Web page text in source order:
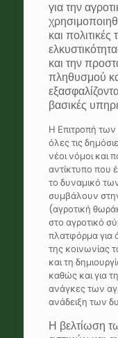
για την
και
και την
πληθυσμού
βασικές
Η Επιτροπή
όλες τις
νέοι νόμοι και
αντίκτυπο που
το δυναμικό
συμβάλουν
(αγροτική
στο αγροτικό
πλατφόρμα για
της κοινωνίας
και τη
καθώς και για
ανάγκες των
ανάδειξη των
Η βελτίωση